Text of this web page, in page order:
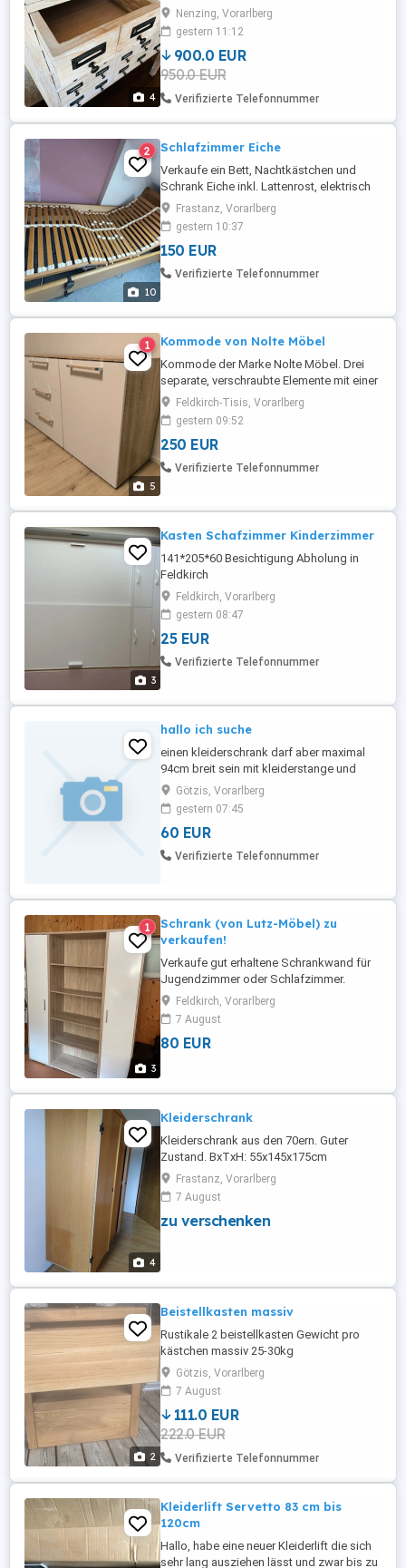
4
(Hellbeige cremeweiß). Breite 100cm,
Höhe 130cm, Tiefe 40cm. 18
Schublädchen (Innenmaß jeweils
27,5x23x7cm) inkl.
Beschriftungsmöglichkeit aus schwarzem
Metall. Neupreis war EUR 1.235,- Machen
Sie mir ein vernünftiges, seriöses ...
Nenzing, Vorarlberg
gestern 11:12
900.0 EUR
950.0 EUR
Verifizierte Telefonnummer
10
2 Schlafzimmer Eiche
Verkaufe ein Bett, Nachtkästchen und
Schrank Eiche inkl. Lattenrost, elektrisch
verstellbar Bett: 207 cm x 100 cm Schrank:
221 cm hoch, 152 cm breit, 63 cm
Nachttisch: 59 cm hoch, 44 cm breit, 38
cm tief Selbstabholung in Frastanz
Frastanz, Vorarlberg
gestern 10:37
150 EUR
Verifizierte Telefonnummer
5
1 Kommode von Nolte Möbel
Kommode der Marke Nolte Möbel. Drei
separate, verschraubte Elemente mit einer
durchgängigen Deckplatte. Hochwertige
Ausführung mit Dekor Eiche Sonoma inkl.
Struktur. Sehr stabil und langlebig.
Element mit Türe Anschlag links 60 cm
Element mit drei Schubladen 60 cm
Feldkirch-Tisis, Vorarlberg
gestern 09:52
250 EUR
Verifizierte Telefonnummer
3
Kasten Schafzimmer Kinderzimmer
141*205*60 Besichtigung Abholung in
Feldkirch
Feldkirch, Vorarlberg
gestern 08:47
25 EUR
Verifizierte Telefonnummer
hallo ich suche
einen kleiderschrank darf aber maximal
94cm breit sein mit kleiderstange und
fächer eventuell auch schubladen und
sorry müsste zerlegt gebracht werden
nach götzis
Götzis, Vorarlberg
gestern 07:45
60 EUR
Verifizierte Telefonnummer
3
1
Schrank (von Lutz-Möbel) zu
verkaufen!
Verkaufe gut erhaltene Schrankwand für
Jugendzimmer oder Schlafzimmer.
Feldkirch, Vorarlberg
7 August
80 EUR
4
Kleiderschrank
Kleiderschrank aus den 70ern. Guter
Zustand. BxTxH: 55x145x175cm
Frastanz, Vorarlberg
7 August
zu verschenken
2
Beistellkasten massiv
Rustikale 2 beistellkasten Gewicht pro
kästchen massiv 25-30kg
Götzis, Vorarlberg
7 August
111.0 EUR
222.0 EUR
Verifizierte Telefonnummer
Kleiderlift Servetto 83 cm bis
120cm
Hallo, habe eine neuer Kleiderlift die sich
sehr lang ausziehen lässt und zwar bis zu